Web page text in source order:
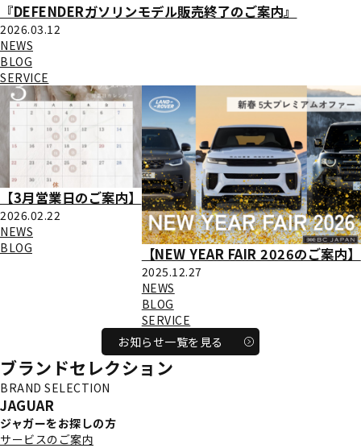
『DEFENDERガソリンモデル販売終了のご案内』
2026.03.12
NEWS
BLOG
SERVICE
【3月営業日のご案内】
2026.02.22
NEWS
BLOG
【NEW YEAR FAIR 2026のご案内】
2025.12.27
NEWS
BLOG
SERVICE
お知らせ一覧を見る
ブランドセレクション
BRAND SELECTION
JAGUAR
ジャガーをお探しの方
サービスのご案内